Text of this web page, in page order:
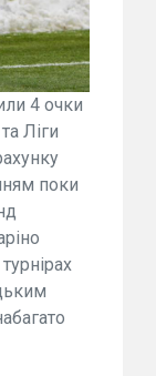
4 очки
Ліги
поки